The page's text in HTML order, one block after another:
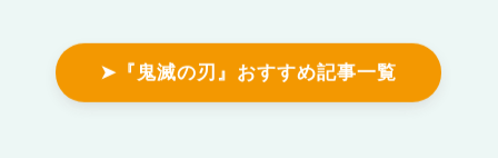
➤『鬼滅の刃』おすすめ記事一覧